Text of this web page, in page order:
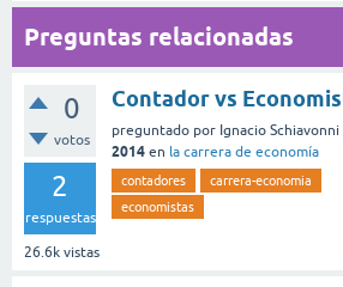
Preguntas relacionadas
0
votos
2
respuestas
26.6k vistas
Contador vs
preguntado por Ignacio Schiavonni
2014 en la carrera de economía
contadores
carrera-economia
economistas